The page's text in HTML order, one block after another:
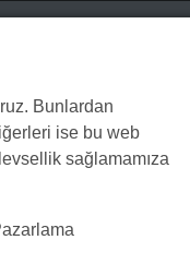
Bunlardan
ise bu web
sağlamamıza